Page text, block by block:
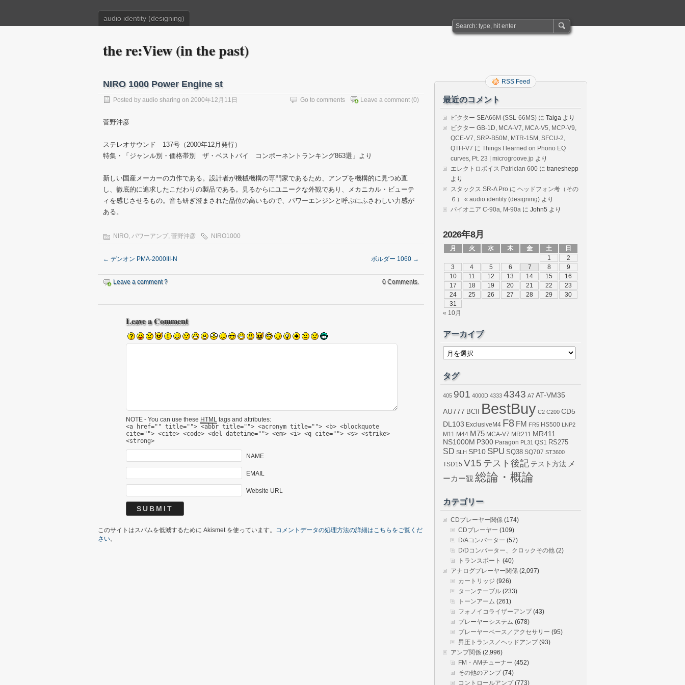
audio identity (designing)
the re:View (in the past)
NIRO 1000 Power Engine st
Posted by audio sharing on 2000年12月11日 Leave a comment (0)
Go to comments
菅野沖彦
ステレオサウンド 137号（2000年12月発行）
特集・「ジャンル別・価格帯別 ザ・ベストバイ コンポーネントランキング863選」より
新しい国産メーカーの力作である。設計者が機械機構の専門家であるため、アンプを機構的に見つめ直
し、徹底的に追求したこだわりの製品である。見るからにユニークな外観であり、メカニカル・ビューテ
ィを感じさせるもの。音も研ぎ澄まされた品位の高いもので、パワーエンジンと呼ぶにふさわしい力感が
ある。
NIRO, パワーアンプ, 菅野沖彦 NIRO1000
← デンオン PMA-2000III-N ボルダー 1060 →
Leave a comment ? 0 Comments.
Leave a Comment
NOTE - You can use these HTML tags and attributes:
<a href="" title=""> <abbr title=""> <acronym title=""> <b> <blockquote
cite=""> <cite> <code> <del datetime=""> <em> <i> <q cite=""> <s> <strike>
<strong>
NAME
EMAIL
Website URL
このサイトはスパムを低減するために Akismet を使っています。 コメントデータの処理方法の詳細はこちらをご覧くだ
さい。
RSS Feed
最近のコメント
ビクター SEA66M (SSL-66MS) に Taiga より
ビクター GB-1D, MCA-V7, MCA-V5, MCP-V9,
QCE-V7, SRP-B50M, MTR-15M, SFCU-2,
QTH-V7 に Things I learned on Phono EQ
curves, Pt. 23 | microgroove.jp より
エレクトロボイス Patrician 600 に traneshepp
より
スタックス SR-Λ Pro に ヘッドフォン考（その
６） « audio identity (designing) より
パイオニア C-90a, M-90a に John5 より
2026年8月
月 火 水 木 金 土
日
1
2
3
4 5 6 7 8
9
10
11 12 13 14 15
16
17
18 19 20 21 22
23
24
25 26 27 28 29
30
31
« 10月
アーカイブ
ア
イ
ブ
タグ
405 901 4000D 4333 4343 A7 AT-VM35
AU777 BCII BestBuy C2 C200 CD5
DL103 ExclusiveM4 F8 FM FR5 HS500 LNP2
M11
M44 M75 MCA-V7 MR211 MR411
NS1000M P300 Paragon PL31 QS1 RS275
SD SLH SP10 SPU SQ38 SQ707 ST3600
TSD15 V15 テスト後記 テスト方法 メ
ーカー観 総論・概論
カテゴリー
CDプレーヤー関係 (174)
CDプレーヤー (109)
D/Aコンバーター (57)
D/Dコンバーター、クロックその他 (2)
トランスボート (40)
アナログプレーヤー関係 (2,097)
カートリッジ (926)
ターンテーブル (233)
トーンアーム (261)
フォノイコライザーアンプ(43)
プレーヤーシステム (678)
プレーヤーベース／アクセサリー (95)
昇圧トランス／ヘッドアンプ(93)
アンプ関係 (2,996)
FM・AMチューナー (452)
その他のアンプ(74)
コントロールアンプ(773)